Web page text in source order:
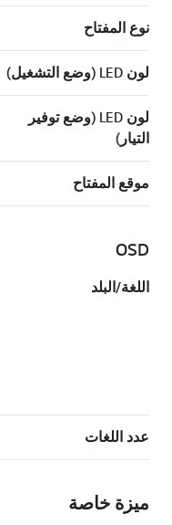
نوع المفتاح
لون LED (وضع التشغيل)
لون LED (وضع توفير
التيار)
موقع المفتاح
OSD
اللغة/البلد
عدد اللغات
ميزة خاصة